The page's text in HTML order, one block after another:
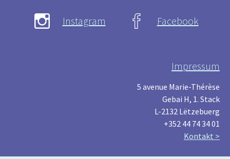
Instagram Facebook
Impressum
5 avenue Marie-Thérèse
Gebai H, 1. Stack
L-2132 Lëtzebuerg
+352 44 74 34 01
Kontakt >